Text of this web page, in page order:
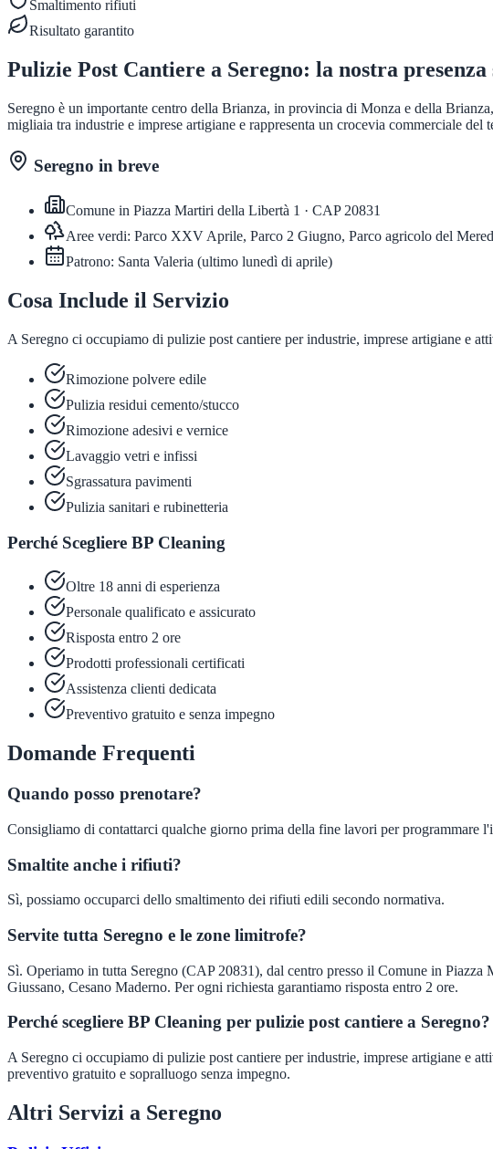
Smaltimento rifiuti
Risultato garantito
Pulizie Post Cantiere a Seregno: la nostra
Seregno è un importante centro della Brianza, in provincia di Monza e della
migliaia tra industrie e imprese artigiane e rappresenta un crocevia commerciale
Seregno in breve
Comune in Piazza Martiri della Libertà 1 · CAP 20831
Aree verdi: Parco XXV Aprile, Parco 2 Giugno, Parco agricolo del
Patrono: Santa Valeria (ultimo lunedì di aprile)
Cosa Include il Servizio
A Seregno ci occupiamo di pulizie post cantiere per industrie, imprese artigiane e
Rimozione polvere edile
Pulizia residui cemento/stucco
Rimozione adesivi e vernice
Lavaggio vetri e infissi
Sgrassatura pavimenti
Pulizia sanitari e rubinetteria
Perché Scegliere BP Cleaning
Oltre 18 anni di esperienza
Personale qualificato e assicurato
Risposta entro 2 ore
Prodotti professionali certificati
Assistenza clienti dedicata
Preventivo gratuito e senza impegno
Domande Frequenti
Quando posso prenotare?
Consigliamo di contattarci qualche giorno prima della fine lavori per programmare
Smaltite anche i rifiuti?
Sì, possiamo occuparci dello smaltimento dei rifiuti edili secondo normativa.
Servite tutta Seregno e le zone limitrofe?
Sì. Operiamo in tutta Seregno (CAP 20831), dal centro presso il Comune in
Giussano, Cesano Maderno. Per ogni richiesta garantiamo risposta entro 2 ore.
Perché scegliere BP Cleaning per pulizie post cantiere a Seregno?
A Seregno ci occupiamo di pulizie post cantiere per industrie, imprese artigiane e
preventivo gratuito e sopralluogo senza impegno.
Altri Servizi a Seregno